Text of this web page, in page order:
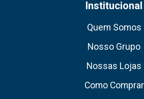
Institucional
Quem Somos
Nosso Grupo
Nossas Lojas
Como Comprar